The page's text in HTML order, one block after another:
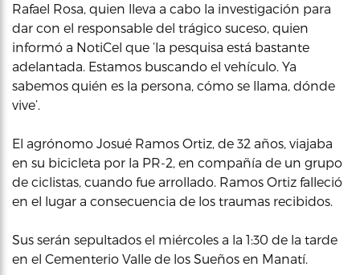
Rafael Rosa, quien lleva a cabo la investigación para
dar con el responsable del trágico suceso, quien
informó a NotiCel que ‘la pesquisa está bastante
adelantada. Estamos buscando el vehículo. Ya
sabemos quién es la persona, cómo se llama, dónde
vive’.
El agrónomo Josué Ramos Ortiz, de 32 años, viajaba
en su bicicleta por la PR-2, en compañía de un grupo
de ciclistas, cuando fue arrollado. Ramos Ortiz falleció
en el lugar a consecuencia de los traumas recibidos.
Sus serán sepultados el miércoles a la 1:30 de la tarde
en el Cementerio Valle de los Sueños en Manatí.